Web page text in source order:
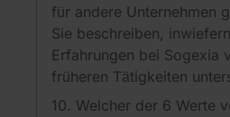
für andere Unternehmen
Sie beschreiben,
Erfahrungen bei Sogexia
früheren Tätigkeiten
10. Welcher der 6 Werte